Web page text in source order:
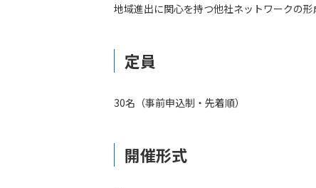
地域進出に関心を持つ他社ネットワークの形
定員
30名（事前申込制・先着順）
開催形式